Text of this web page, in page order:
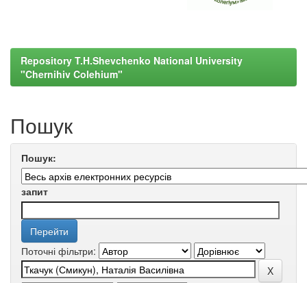
Repository T.H.Shevchenko National University
"Chernihiv Colehium"
Пошук
Пошук:
запит
Поточні фільтри: